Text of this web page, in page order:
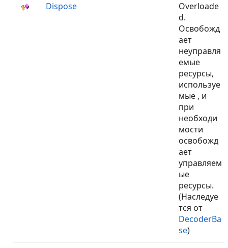
Dispose
Overloade
d.
Освобожд
ает
неуправля
емые
ресурсы,
используе
мые , и ​​
при
необходи
мости
освобожд
ает
управляем
ые
ресурсы.
(Наследуе
тся от
DecoderBa
se)